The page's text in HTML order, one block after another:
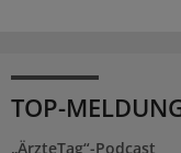
TOP-
„ÄrzteTag“-Podcast